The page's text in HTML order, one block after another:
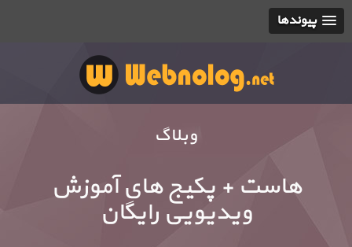
پیوندها
وبلاگ
هاست + پکیج های آموزش
ویدیویی رایگان